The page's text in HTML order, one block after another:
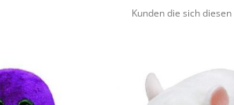
Kunden die sich